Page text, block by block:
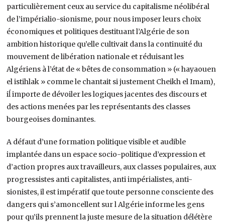
particulièrement ceux au service du capitalisme néolibéral
de l’impérialio-sionisme, pour nous imposer leurs choix
économiques et politiques destituant l’Algérie de son
ambition historique qu’elle cultivait dans la continuité du
mouvement de libération nationale et réduisant les
Algériens à l’état de « bêtes de consommation » (« hayaouen
el istihlak » comme le chantait si justement Cheikh el Imam),
iĺ importe de dévoiler les logiques jacentes des discours et
des actions menées par les représentants des classes
bourgeoises dominantes.
A défaut d’une formation politique visible et audible
implantée dans un espace socio-politique d’expression et
d’action propres aux travailleurs, aux classes populaires, aux
progressistes anti capitalistes, anti impérialistes, anti-
sionistes, il est impératif que toute personne consciente des
dangers qui s’amoncellent sur l Algérie informe les gens
pour qu’ils prennent la juste mesure de la situation délétère